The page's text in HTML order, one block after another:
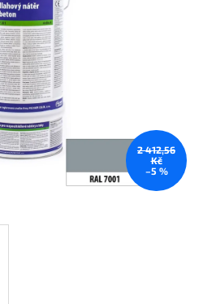
2 412,56
Kč
–5 %